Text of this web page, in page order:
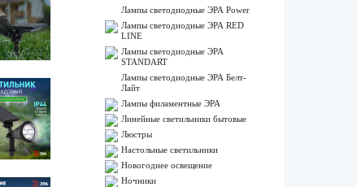
Лампы светодиодные ЭРА Power
Лампы светодиодные ЭРА RED
LINE
Лампы светодиодные ЭРА
STANDART
Лампы светодиодные ЭРА Белт-
Лайт
Лампы филаментные ЭРА
Линейные светильники бытовые
Люстры
Настольные светильники
Новогоднее освещение
Ночники